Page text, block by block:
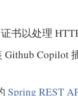
书以处理
Github Copilot
Spring REST